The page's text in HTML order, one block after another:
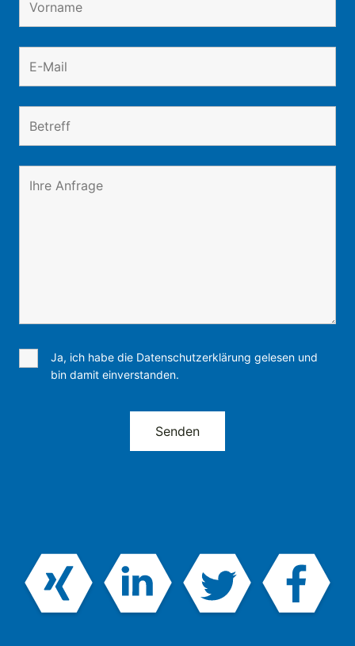
Ja, ich habe die Datenschutzerklärung gelesen und
bin damit einverstanden.